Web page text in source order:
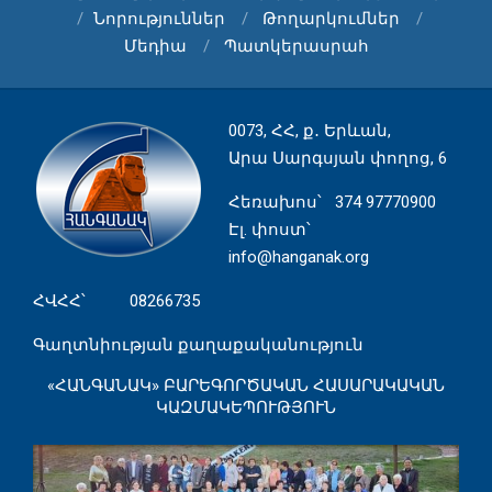
Նորություններ
Թողարկումներ
Մեդիա
Պատկերասրահ
0073, ՀՀ, ք․ Երևան,
Արա Սարգսյան փողոց, 6
Հեռախոս՝ 374 97770900
Էլ. փոստ՝
info@hanganak.org
ՀՎՀՀ՝ 08266735
Գաղտնիության քաղաքականություն
«ՀԱՆԳԱՆԱԿ» ԲԱՐԵԳՈՐԾԱԿԱՆ ՀԱՍԱՐԱԿԱԿԱՆ
ԿԱԶՄԱԿԵՊՈՒԹՅՈՒՆ